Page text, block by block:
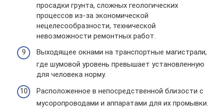
просадки грунта, сложных геологических
процессов из-за экономической
нецелесообразности, технической
невозможности ремонтных работ.
Выходящее окнами на транспортные магистрали,
где шумовой уровень превышает установленную
для человека норму.
Расположенное в непосредственной близости с
мусоропроводами и аппаратами для их промывки.